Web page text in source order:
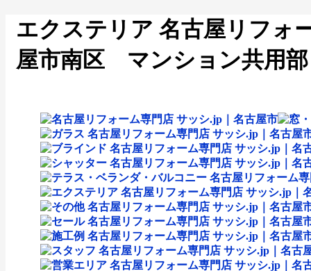
エクステリア 名古屋リフォ
屋市南区 マンション共用